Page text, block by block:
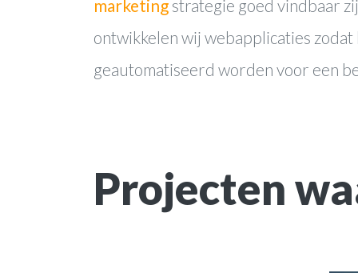
marketing strategie goed vindbaar
ontwikkelen wij webapplicaties
geautomatiseerd worden voor een
Projecten